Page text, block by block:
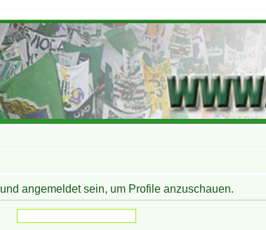
angemeldet sein, um Profile anzuschauen.